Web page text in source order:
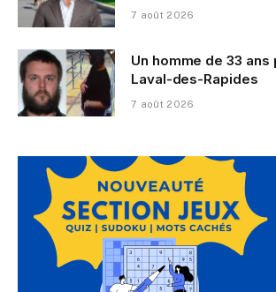
7 août 2026
Un homme de 33
Laval-des-Rapides
7 août 2026